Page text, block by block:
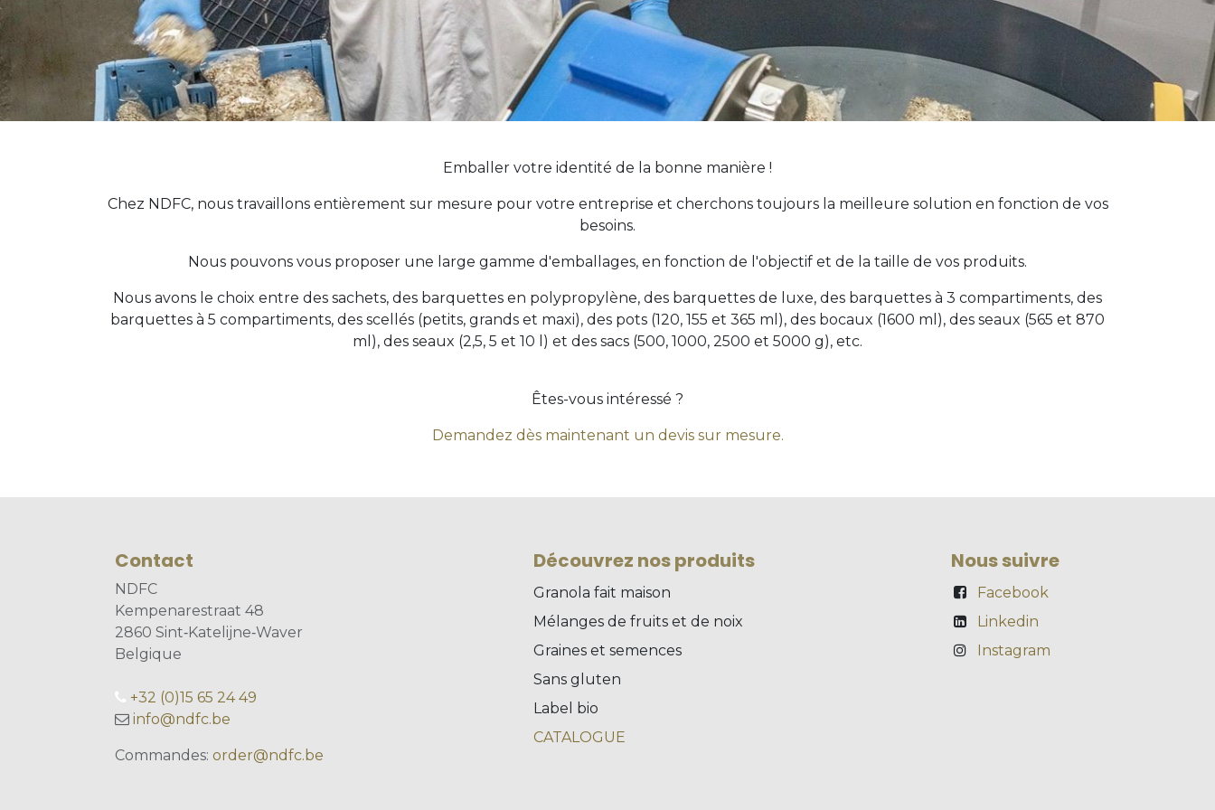
Emballer votre identité de la bonne manière !
Chez NDFC, nous travaillons entièrement sur mesure pour votre entreprise et cherchons toujours la meilleure solution en fonction de vos
besoins.
Nous pouvons vous proposer une large gamme d'emballages, en fonction de l'objectif et de la taille de vos produits.
Nous avons le choix entre des sachets, des barquettes en polypropylène, des barquettes de luxe, des barquettes à 3 compartiments, des
barquettes à 5 compartiments, des scellés (petits, grands et maxi), des pots (120, 155 et 365 ml), des bocaux (1600 ml), des seaux (565 et 870
ml), des seaux (2,5, 5 et 10 l) et des sacs (500, 1000, 2500 et 5000 g), etc.
Êtes-vous intéressé ?
Demandez dès maintenant un devis sur mesure.
Contact
NDFC
Kempenarestraat 48
2860 Sint‐Katelijne‐Waver
Belgique
+32 (0)15 65 24 49
info@ndfc.be
Commandes: order@ndfc.be
Découvrez nos produits
Granola fait maison
Mélanges de fruits et de noix
Graines et semences
Sans gluten
Label bio
CATALOGUE
Nous suivre
Facebook
Linkedin
Instagram